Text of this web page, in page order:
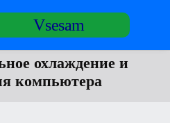
Vsesam
охлаждение и
компьютера